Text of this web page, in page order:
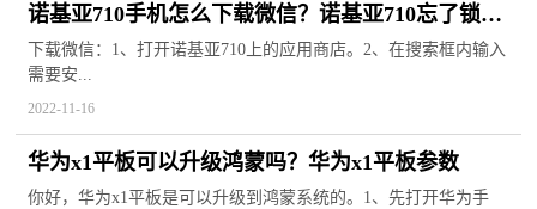
诺基亚710手机怎么下载微信？诺基亚710忘了锁屏
密码怎么解锁？
下载微信：1、打开诺基亚710上的应用商店。2、在搜索框内输入
需要安...
2022-11-16
华为x1平板可以升级鸿蒙吗？华为x1平板参数
你好，华为x1平板是可以升级到鸿蒙系统的。1、先打开华为手